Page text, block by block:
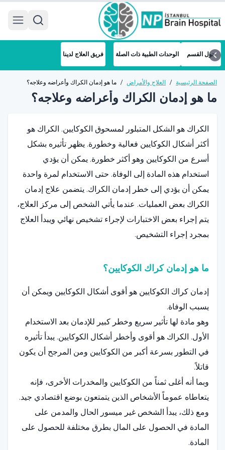
حول القسم الوحدات الطبية ذات الصلة فريق العلاج لدينا
الصفحة الرئيسية / العلاج والأمراض / ما هو إدمان الكراك وأعراضه وعلاجه؟
ما هو إدمان الكراك وأعراضه وعلاجه؟
الكراك هو الشكل المتبلور لمسحوق الكوكايين. الكراك هو
أكثر أشكال الكوكايين فعالية وخطورة. يظهر تأثيره بشكل
أسرع من الكوكايين وهو أكثر خطورة. يمكن أن يؤدي
استخدام هذه المادة إلى الوفاة. حتى الاستخدام لمرة واحدة
يمكن أن يؤدي إلى خطر إدمان الكراك. يتضمن علاج إدمان
الكراك بعض العمليات. عندما يأتي الشخص إلى مركز العلاج،
يتم إجراء بعض الاختبارات لإجراء تشخيص نهائي ويبدأ العلاج
بمجرد إجراء التشخيص.
ما هو إدمان كراك الكوكايين؟
إدمان كراك الكوكايين هو أقوى أشكال الكوكايين ويمكن أن
يسبب الوفاة.
وهو مادة لها تأثير سريع وخطر كبير للإدمان بعد الاستخدام
الأول. الكراك هو أقوى وأخطر أشكال الكوكايين. يبدأ تأثيره
في التطور بسرعة أكبر من الكوكايين ومن المرجح أن يكون
قاتلاً.
وبما أنه أغلى ثمناً من الكوكايين والمخدرات الأخرى، فإنه
يتعاطاه عموماً الأشخاص الذين يتمتعون بوضع اقتصادي جيد.
ومع ذلك، يبدأ الشخص غير ميسور الحال والمدمن على
المادة في الحصول على المال بطرق مختلفة للحصول على
المادة.